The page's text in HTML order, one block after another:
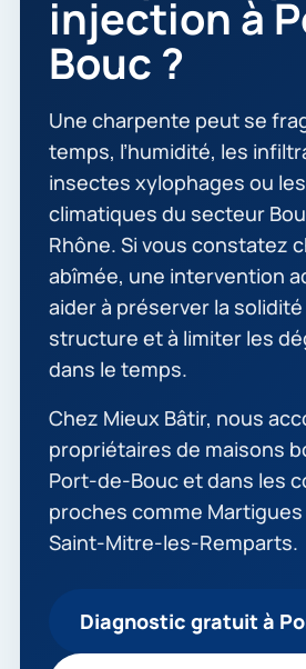
injection à
Bouc ?
Une charpente peut se
temps, l’humidité, les
insectes xylophages ou
climatiques du secteur
Rhône. Si vous constatez
abîmée, une intervention
aider à préserver la
structure et à limiter les
dans le temps.
Chez Mieux Bâtir, nous
propriétaires de maisons
Port-de-Bouc et dans les
proches comme
Saint-Mitre-les-Remparts.
Diagnostic gratuit à